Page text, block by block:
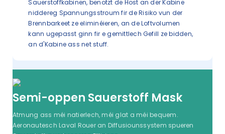
Sauerstoffkabinen, benotzt de Host an der Kabine
niddereg Spannungsstroum fir de Risiko vun der
Brennbarkeet ze eliminéieren, an de Loftvolumen
kann ugepasst ginn fir e gemittlech Gefill ze bidden,
an d'Kabine ass net stuff.
Semi-oppen Sauerstoff Mask
Atmung ass méi natierlech, méi glat a méi bequem.
Aeronautesch Laval Rouer an Diffusiounssystem spueren